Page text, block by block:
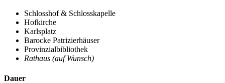
Schlosshof & Schlosskapelle
Hofkirche
Karlsplatz
Barocke Patrizierhäuser
Provinzialbibliothek
Rathaus (auf Wunsch)
Dauer